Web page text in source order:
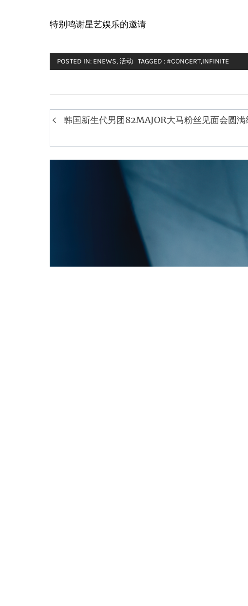
特别鸣谢星艺娱乐的邀请
POSTED IN: ENEWS,活动 TAGGED :#CONCERT,INFINITE
Post
韩国新生代男团82MAJOR大马粉丝见面会圆满